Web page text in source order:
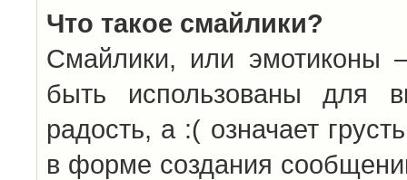
Что такое смайлики?
Смайлики, или эмотиконы
быть использованы для
радость, а :( означает
в форме создания